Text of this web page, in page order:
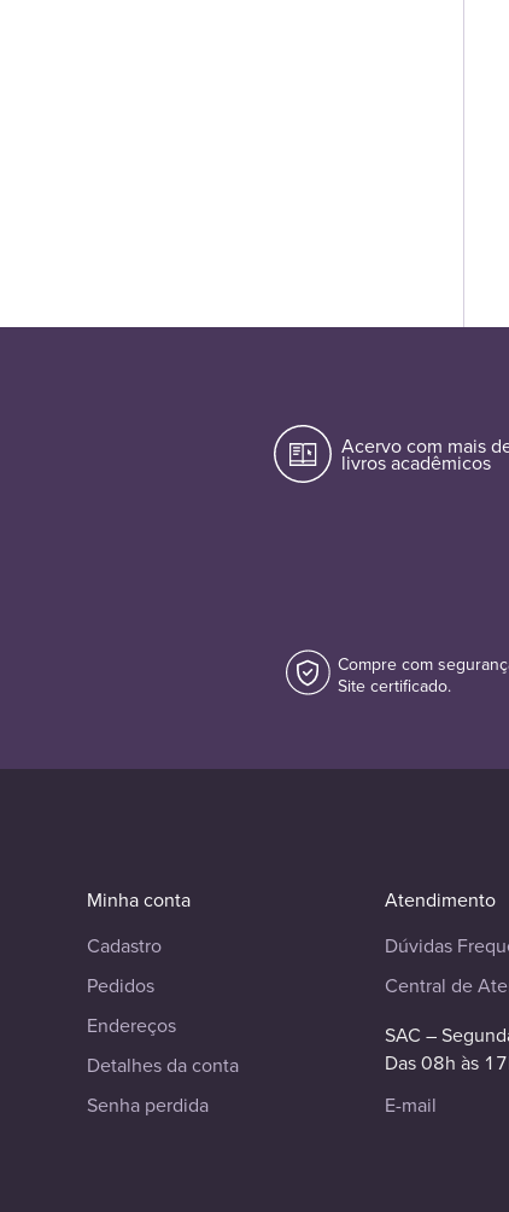
Acervo com mais
livros acadêmicos
Compre com
Site certificado.
Minha conta
Cadastro
Pedidos
Endereços
Detalhes da conta
Senha perdida
Atendimento
Dúvidas
Central de
SAC –
Das 08h às
E-mail